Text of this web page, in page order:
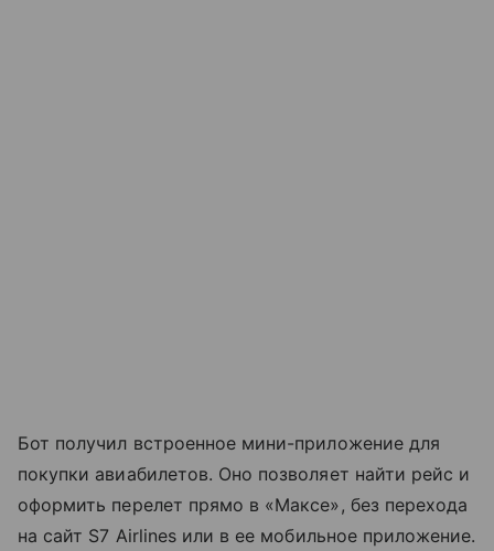
Бот получил встроенное мини-приложение для
покупки авиабилетов. Оно позволяет найти рейс и
оформить перелет прямо в «Максе», без перехода
на сайт S7 Airlines или в ее мобильное приложение.